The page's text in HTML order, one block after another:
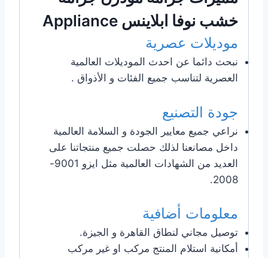
خشب نوفا ابلاينس Appliance
موديلات عصرية
نبحث دائما عن احدث الموديلات العالمية
العصرية لتناسب جميع الفئات و الأذواق .
جودة التصنيع
نراعي جميع معايير الجودة و السلامة العالمية
داخل مصانعنا لذلك حصلت جميع منتجاتنا على
العديد من الشهادات العالمية مثل ايزو 9001-
2008.
معلومات أضافية
توصيل مجاني لنطاق القاهرة و الجيزة.
أمكانية استلام المنتج مركب او غير مركب